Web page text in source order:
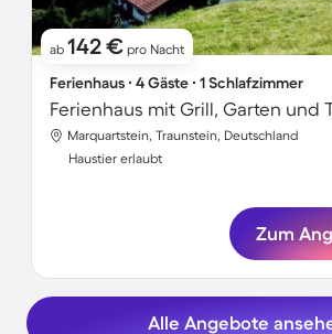
ab 142 € pro Nacht
Ferienhaus ∙ 4 Gäste ∙ 1 Schlafzimmer
Marquartstein, Traunstein, Deutschland
Haustier erlaubt
Zum
Alle Angebote